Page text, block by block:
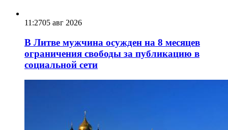
11:2705 авг 2026
В Литве мужчина осужден на 8 месяцев
ограничения свободы за публикацию в
социальной сети